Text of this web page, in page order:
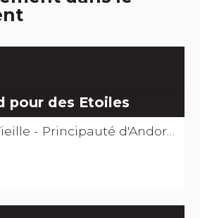
pour des Etoiles
- Principauté d'Andorre